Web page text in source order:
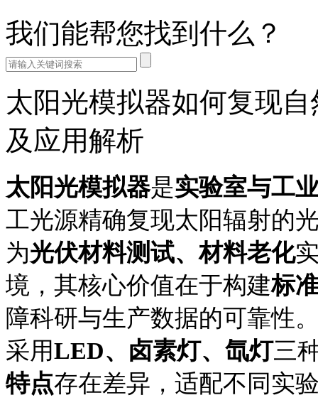
我们能帮您找到什么？
太阳光模拟器如何复现
及应用解析
太阳光模拟器是实验室与工
工光源精确复现太阳辐射的
为光伏材料测试、材料老化
境 ， 其核心价值在于构建标
障科研与生产数据的可靠性
采用LED、卤素灯、氙灯三
特点存在差异，适配不同实